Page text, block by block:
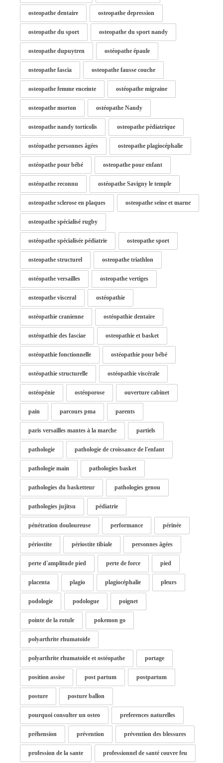
osteopathe dentaire osteopathe depression
osteopathe du sport osteopathe du sport nandy
osteopathe dupuytren ostéopathe épaule
osteopathe fascia osteopathe fausse couche
osteopathe femme enceinte ostéopathe migraine
osteopathe morton ostéopathe Nandy
osteopathe nandy torticolis osteopathe pédiatrique
ostéopathe personnes âgées osteopathe plagiocéphalie
ostéopathe pour bébé osteopathe pour enfant
ostéopathe reconnu ostéopathe Savigny le temple
osteopathe sclerose en plaques osteopathe seine et marne
osteopathe spécialisé rugby
ostéopathe spécialisée pédiatrie osteopathe sport
osteopathe structurel osteopathe triathlon
ostéopathe versailles osteopathe vertiges
osteopathe visceral ostéopathie
ostéopathie cranienne ostéopathie dentaire
ostéopathie des fasciae osteopathie et basket
ostéopathie fonctionnelle ostéopathie pour bébé
ostéopathie structurelle ostéopathie viscérale
ostéopénie ostéoporose ouverture cabinet
pain parcours pma parents
paris versailles mantes à la marche partiels
pathologie pathologie de croissance de l'enfant
pathologie main pathologies basket
pathologies du basketteur pathologies genou
pathologies jujitsu pédiatrie
pénétration douloureuse performance périnée
périostite périostite tibiale personnes âgées
perte d'amplitude pied perte de force pied
placenta plagio plagiocéphalie pleurs
podologie podologue poignet
pointe de la rotule pokemon go
polyarthrite rhumatoïde
polyarthrite rhumatoïde et ostéopathe portage
position assise post partum postpartum
posture posture ballon
pourquoi consulter un osteo preferences naturelles
préhension prévention prévention des blessures
profession de la sante professionnel de santé couvre feu